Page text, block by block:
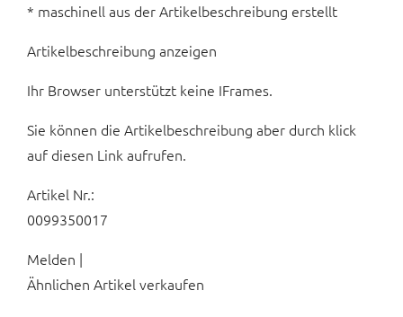
* maschinell aus der Artikelbeschreibung erstellt
Artikelbeschreibung anzeigen
Ihr Browser unterstützt keine IFrames.
Sie können die Artikelbeschreibung aber durch klick
auf diesen Link aufrufen.
Artikel Nr.:
0099350017
Melden |
Ähnlichen Artikel verkaufen